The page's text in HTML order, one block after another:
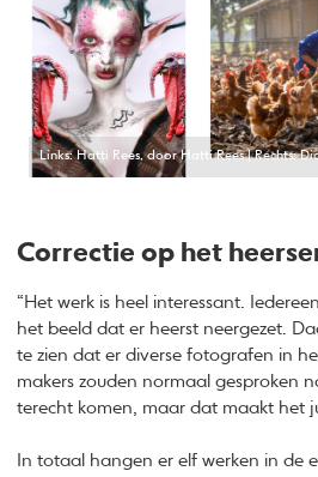
Links: Hatti Rees, door Hatti Rees | Rechts:
Correctie op het
“Het werk is heel interessant.
het beeld dat er heerst neergezet.
te zien dat er diverse fotografen in
makers zouden normaal gesproken
terecht komen, maar dat maakt het
In totaal hangen er elf werken in de